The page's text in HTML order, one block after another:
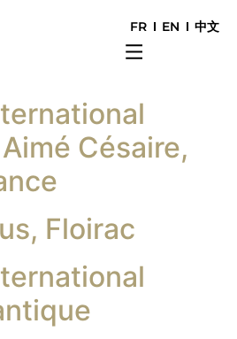
FR EN 中文
Césaire,
Floirac